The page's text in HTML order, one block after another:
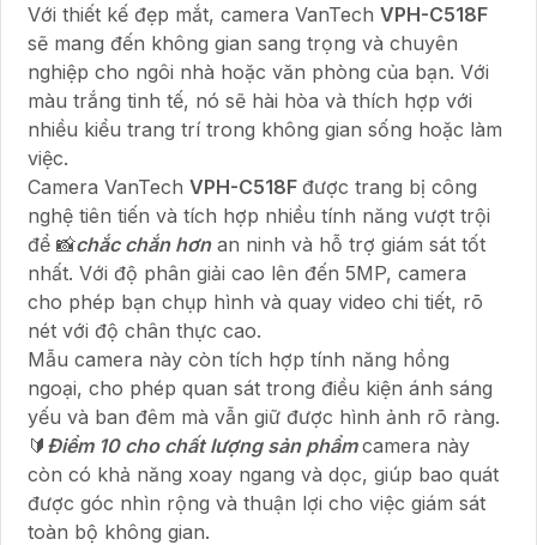
Với thiết kế đẹp mắt, camera VanTech VPH-C518F
sẽ mang đến không gian sang trọng và chuyên
nghiệp cho ngôi nhà hoặc văn phòng của bạn. Với
màu trắng tinh tế, nó sẽ hài hòa và thích hợp với
nhiều kiểu trang trí trong không gian sống hoặc làm
việc.
Camera VanTech VPH-C518F được trang bị công
nghệ tiên tiến và tích hợp nhiều tính năng vượt trội
để 📸chắc chắn hơnan ninh và hỗ trợ giám sát tốt
nhất. Với độ phân giải cao lên đến 5MP, camera
cho phép bạn chụp hình và quay video chi tiết, rõ
nét với độ chân thực cao.
Mẫu camera này còn tích hợp tính năng hồng
ngoại, cho phép quan sát trong điều kiện ánh sáng
yếu và ban đêm mà vẫn giữ được hình ảnh rõ ràng.
🔰 Điểm 10 cho chất lượng sản phẩmcamera này
còn có khả năng xoay ngang và dọc, giúp bao quát
được góc nhìn rộng và thuận lợi cho việc giám sát
toàn bộ không gian.